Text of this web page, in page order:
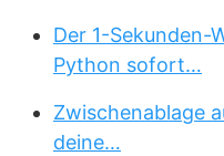
Der 1-Sekunden-
Python sofort…
Zwischenablage
deine…